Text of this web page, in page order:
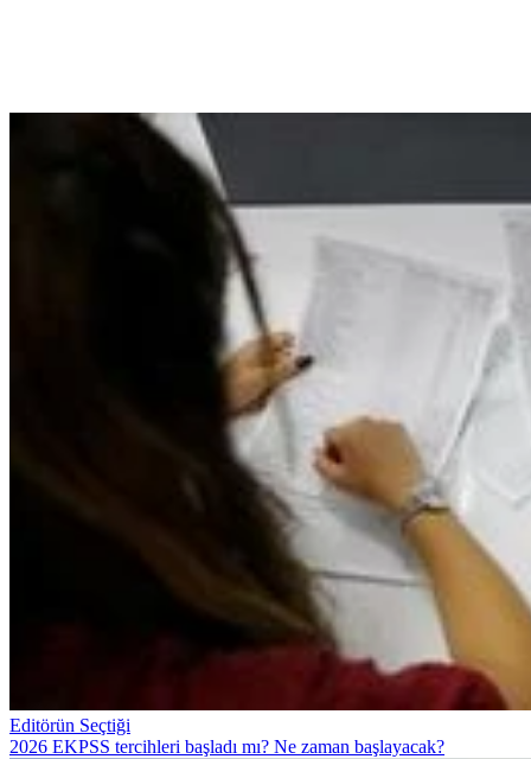
Editörün Seçtiği
2026 EKPSS tercihleri başladı mı? Ne zaman başlayacak?